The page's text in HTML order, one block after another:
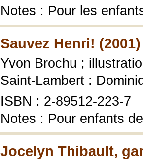
Notes : Pour les
Sauvez Henri! (2001)
Yvon Brochu ;
Saint-Lambert :
ISBN : 2-89512-223-7
Notes : Pour enfants
Jocelyn Thibault,